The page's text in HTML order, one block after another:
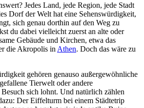
Jedes Land, jede Region, jede Stadt
Dorf der Welt hat eine Sehenswürdigkeit,
sich genau dorthin auf den Weg zu
du dabei vielleicht zuerst an alte oder
Gebäude und Kirchen, etwa das
die Akropolis in Athen. Doch das wäre zu
gehören genauso außergewöhnliche
Tierwelt oder andere
sich lohnt. Und natürlich zählen
Der Eiffelturm bei einem Städtetrip